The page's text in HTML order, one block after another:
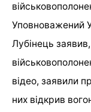
Уповноважений
Лубінець
відео, заявили
них відкрив